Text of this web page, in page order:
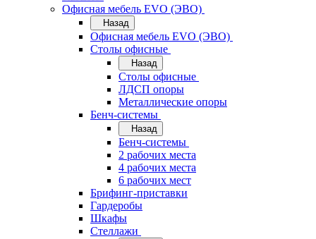
Офисная мебель EVO (ЭВО)
Назад
Офисная мебель EVO (ЭВО)
Cтолы офисные
Назад
Cтолы офисные
ЛДСП опоры
Металлические опоры
Бенч-системы
Назад
Бенч-системы
2 рабочих места
4 рабочих места
6 рабочих мест
Брифинг-приставки
Гардеробы
Шкафы
Стеллажи